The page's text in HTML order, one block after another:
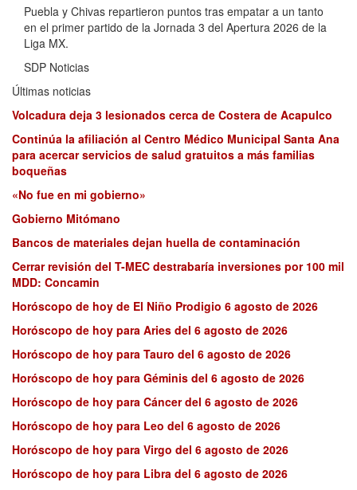
Puebla y Chivas repartieron puntos tras empatar a un tanto
en el primer partido de la Jornada 3 del Apertura 2026 de la
Liga MX.
SDP Noticias
Últimas noticias
Volcadura deja 3 lesionados cerca de Costera de Acapulco
Continúa la afiliación al Centro Médico Municipal Santa Ana
para acercar servicios de salud gratuitos a más familias
boqueñas
«No fue en mi gobierno»
Gobierno Mitómano
Bancos de materiales dejan huella de contaminación
Cerrar revisión del T-MEC destrabaría inversiones por 100 mil
MDD: Concamin
Horóscopo de hoy de El Niño Prodigio 6 agosto de 2026
Horóscopo de hoy para Aries del 6 agosto de 2026
Horóscopo de hoy para Tauro del 6 agosto de 2026
Horóscopo de hoy para Géminis del 6 agosto de 2026
Horóscopo de hoy para Cáncer del 6 agosto de 2026
Horóscopo de hoy para Leo del 6 agosto de 2026
Horóscopo de hoy para Virgo del 6 agosto de 2026
Horóscopo de hoy para Libra del 6 agosto de 2026